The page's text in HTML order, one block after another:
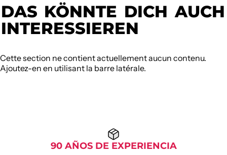
DAS KÖNNTE DICH AUCH
INTERESSIEREN
Cette section ne contient actuellement aucun contenu.
Ajoutez-en en utilisant la barre latérale.
90 AÑOS DE EXPERIENCIA